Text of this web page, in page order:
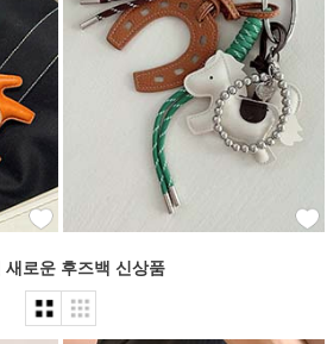
새로운 후즈백 신상품